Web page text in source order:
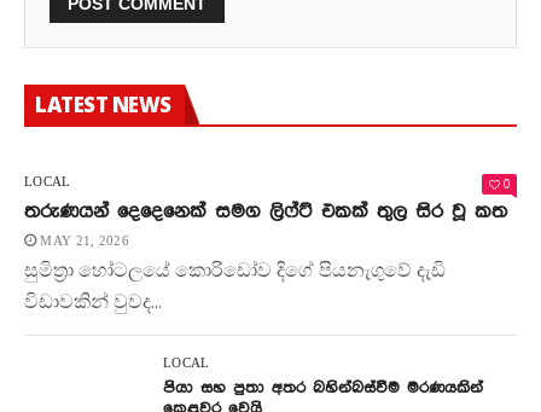
LATEST NEWS
LOCAL 0
තරුණයන් දෙදෙනෙක් සමග ලිෆ්ට් එකක් තුල සිර වූ කත
MAY 21, 2026
සුමිත්‍රා හෝටලයේ කොරිඩෝව දිගේ පියනැගුවේ දැඩි
විඩාවකින් වුවද...
LOCAL
පියා සහ පුතා අතර බහින්බස්වීම මරණයකින්